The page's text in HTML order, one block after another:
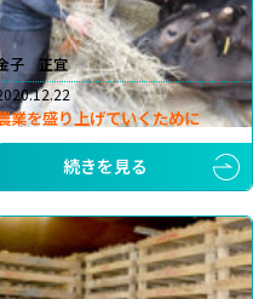
子 正宜
業を盛り上げていくために
続きを見る